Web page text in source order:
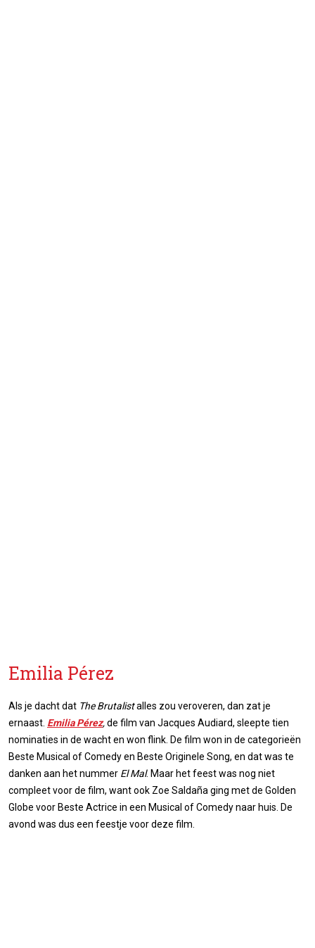
Emilia Pérez
Als je dacht dat The Brutalistalles zou veroveren, dan zat je
ernaast. Emilia Pérez,de film van Jacques Audiard, sleepte tien
nominaties in de wacht en won flink. De film won in de categorieën
Beste Musical of Comedy en Beste Originele Song, en dat was te
danken aan het nummer El Mal. Maar het feest was nog niet
compleet voor de film, want ook Zoe Saldaña ging met de Golden
Globe voor Beste Actrice in een Musical of Comedy naar huis. De
avond was dus een feestje voor deze film.